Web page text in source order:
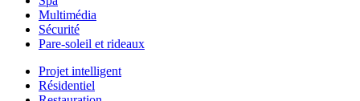
Multimédia
Sécurité
Pare-soleil et rideaux
Projet intelligent
Résidentiel